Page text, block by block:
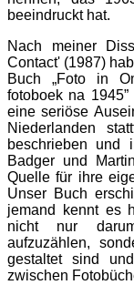
beeindruckt hat.
Nach meiner
Contact' (1987)
Buch „Foto in
fotoboek na
eine seriöse
Niederlanden
beschrieben und
Badger und
Quelle für ihre
Unser Buch
jemand kennt es
nicht nur
aufzuzählen,
gestaltet sind
zwischen